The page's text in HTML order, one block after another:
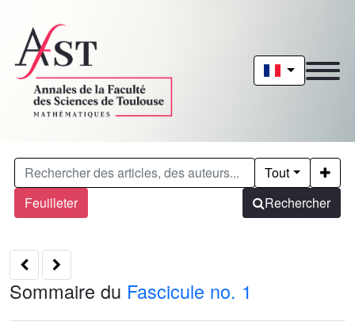
Feuilleter
Tout
Rechercher
Sommaire du Fascicule no. 1